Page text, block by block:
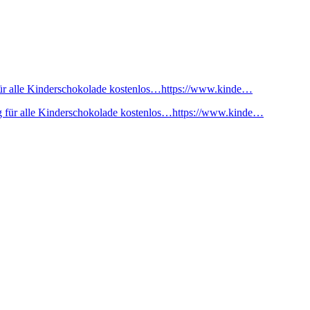
alle Kinderschokolade kostenlos…https://www.kinde…
für alle Kinderschokolade kostenlos…https://www.kinde…